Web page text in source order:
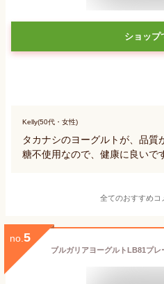
ショップ
Kelly(50代・女性)
タカナシのヨーグルトが、品質
糖不使用なので、健康に良いで
全てのおすすめコ
no. 5